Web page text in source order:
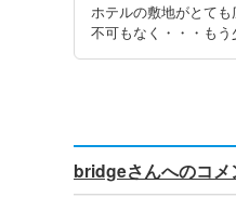
ホテルの敷地がとて
不可もなく・・・も
bridgeさんへのコメ